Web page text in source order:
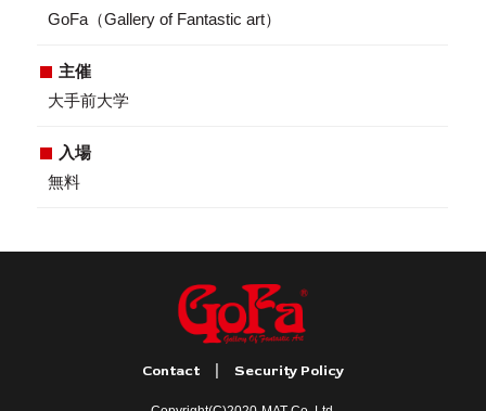
GoFa（Gallery of Fantastic art）
主催
大手前大学
入場
無料
Contact | Security Policy